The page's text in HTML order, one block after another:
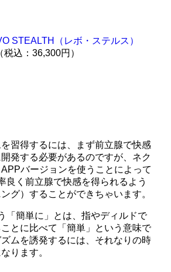
STEALTH（レボ・ステルス）
税込：36,300円）
習得するには、まず前立腺で快感
発する必要があるのですが、ネク
バージョンを使うことによって
良く前立腺で快感を得られるよう
グ）することができちゃいます。
「簡単に」とは、指やディルドで
とに比べて「簡単」という意味で
ムを誘発するには、それなりの時
ります。